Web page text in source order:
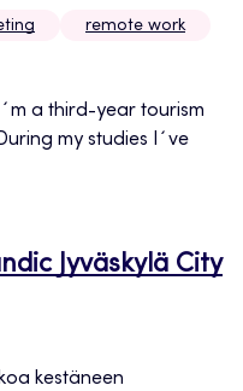
remote work
a third-year tourism
my studies I´ve
Jyväskylä City
kestäneen